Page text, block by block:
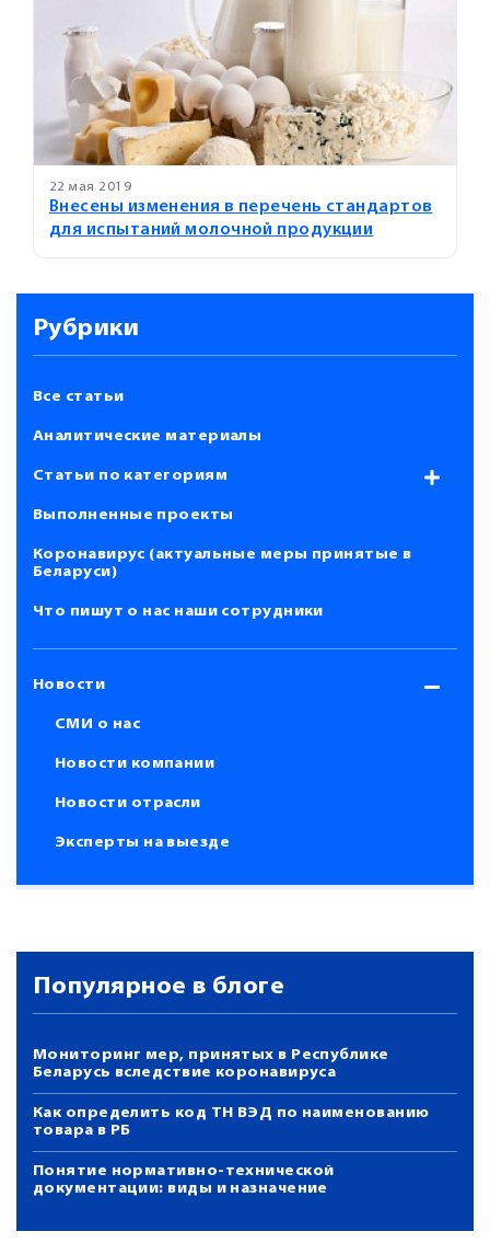
22 мая 2019
Внесены изменения в перечень стандартов
для испытаний молочной продукции
Рубрики
Все статьи
Аналитические материалы
Статьи по категориям
Выполненные проекты
Коронавирус (актуальные меры принятые в
Беларуси)
Что пишут о нас наши сотрудники
Новости
СМИ о нас
Новости компании
Новости отрасли
Эксперты на выезде
Популярное в блоге
Мониторинг мер, принятых в Республике
Беларусь вследствие коронавируса
Как определить код ТН ВЭД по наименованию
товара в РБ
Понятие нормативно-технической
документации: виды и назначение